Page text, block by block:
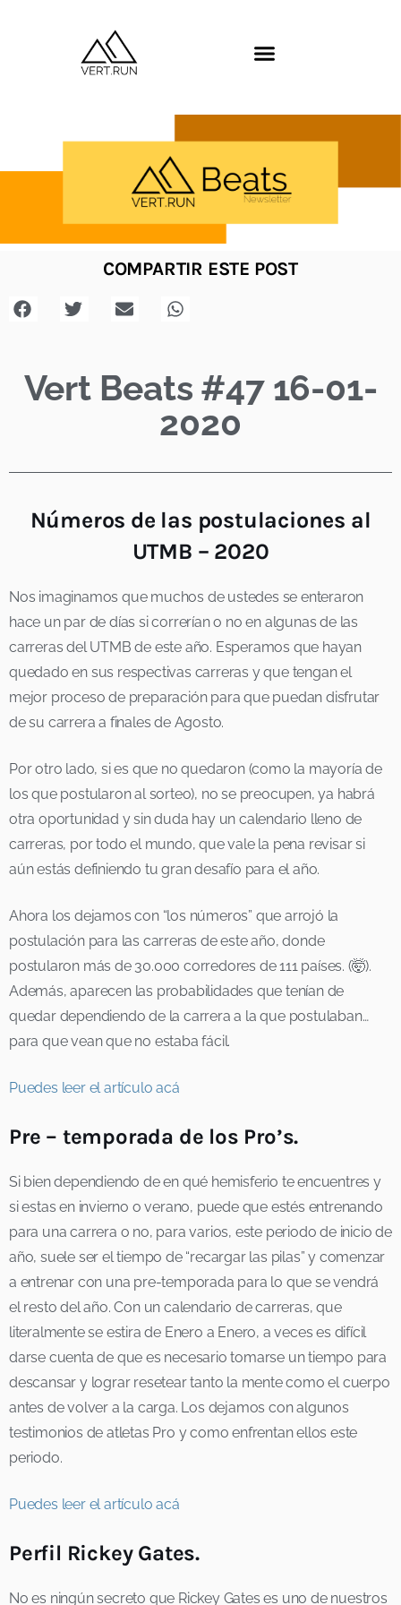
COMPARTIR ESTE POST
Vert Beats #47 16-01-
2020
Números de las postulaciones al
UTMB – 2020
Nos imaginamos que muchos de ustedes se enteraron
hace un par de días si correrían o no en algunas de las
carreras del UTMB de este año. Esperamos que hayan
quedado en sus respectivas carreras y que tengan el
mejor proceso de preparación para que puedan disfrutar
de su carrera a finales de Agosto.
Por otro lado, si es que no quedaron (como la mayoría de
los que postularon al sorteo), no se preocupen, ya habrá
otra oportunidad y sin duda hay un calendario lleno de
carreras, por todo el mundo, que vale la pena revisar si
aún estás definiendo tu gran desafío para el año.
Ahora los dejamos con “los números” que arrojó la
postulación para las carreras de este año, donde
postularon más de 30.000 corredores de 111 países. (🤯).
Además, aparecen las probabilidades que tenían de
quedar dependiendo de la carrera a la que postulaban…
para que vean que no estaba fácil.
Puedes leer el artículo acá
Pre – temporada de los Pro’s.
Si bien dependiendo de en qué hemisferio te encuentres y
si estas en invierno o verano, puede que estés entrenando
para una carrera o no, para varios, este periodo de inicio de
año, suele ser el tiempo de “recargar las pilas” y comenzar
a entrenar con una pre-temporada para lo que se vendrá
el resto del año. Con un calendario de carreras, que
literalmente se estira de Enero a Enero, a veces es difícil
darse cuenta de que es necesario tomarse un tiempo para
descansar y lograr resetear tanto la mente como el cuerpo
antes de volver a la carga. Los dejamos con algunos
testimonios de atletas Pro y como enfrentan ellos este
periodo.
Puedes leer el artículo acá
Perfil Rickey Gates.
No es ningún secreto que Rickey Gates es uno de nuestros